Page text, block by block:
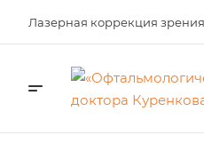
Лазерная коррекция зрения